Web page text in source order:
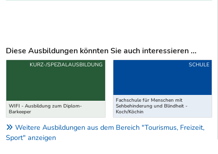
Diese Ausbildungen könnten Sie auch interessieren ...
Uber weitere Ausbildungsvorschläge
WIFI - Ausbildung zum Diplom-
Barkeeper
KURZ-/SPEZIALAUSBILDUNG
Fachschule für Menschen mit
Sehbehinderung und Blindheit -
Koch/Köchin
SCHULE
Weitere Ausbildungen aus dem Bereich "Tourismus, Freizeit,
Sport" anzeigen